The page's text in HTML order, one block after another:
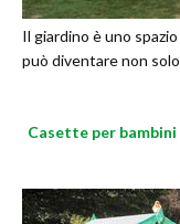
Il giardino è uno
può diventare non
Casette per bambini